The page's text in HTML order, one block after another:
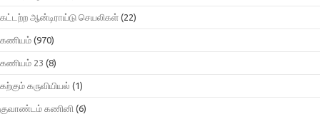
கட்டற்ற ஆன்டிராய்டு செயலிகள் (22)
கணியம் (970)
கணியம் 23 (8)
கற்கும் கருவியியல் (1)
குவாண்டம் கணினி (6)